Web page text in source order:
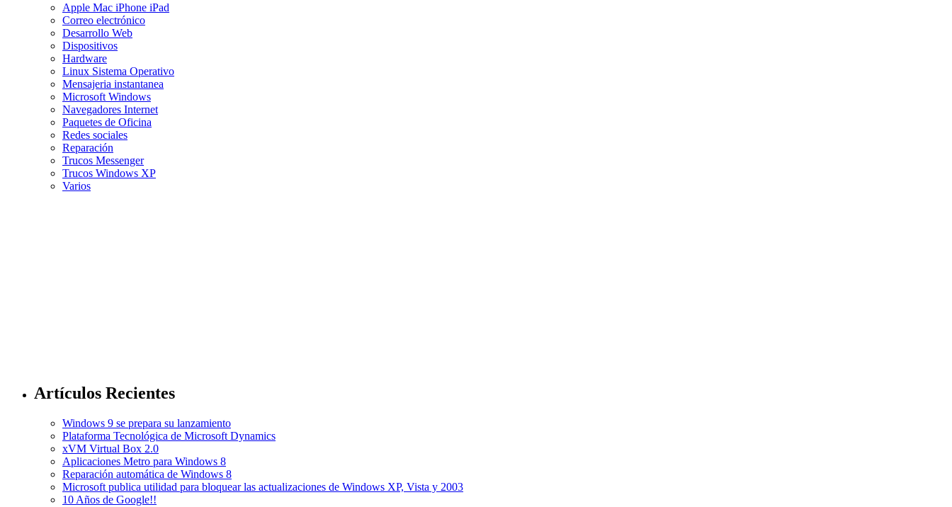
Apple Mac iPhone iPad
Correo electrónico
Desarrollo Web
Dispositivos
Hardware
Linux Sistema Operativo
Mensajeria instantanea
Microsoft Windows
Navegadores Internet
Paquetes de Oficina
Redes sociales
Reparación
Trucos Messenger
Trucos Windows XP
Varios
Artículos Recientes
Windows 9 se prepara su lanzamiento
Plataforma Tecnológica de Microsoft Dynamics
xVM Virtual Box 2.0
Aplicaciones Metro para Windows 8
Reparación automática de Windows 8
Microsoft publica utilidad para bloquear las actualizaciones de Windows XP, Vista y 2003
10 Años de Google!!